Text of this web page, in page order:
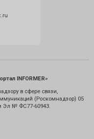
INFORMER»
в сфере связи,
(Роскомнадзор) 05
Эл № ФС77-60943.